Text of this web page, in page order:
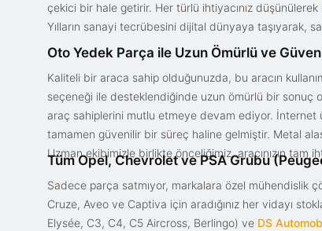
çekici bir hale getirir. Her türlü ihtiyacınız düşünülerek
Yılların sanayi tecrübesini dijital dünyaya taşıyarak,
Oto Yedek Parça ile Uzun Ömürlü ve
Kaliteli bir araca sahip olduğunuzda, bu aracın
seçeneği ile desteklendiğinde uzun ömürlü bir sonuç
araç sahiplerini mutlu etmeye devam ediyor. İnternet
tamamen güvenilir bir süreç haline gelmiştir. Metal
Uzman ekibimizle birlikte önceliğimiz, aracınızın tam
Tüm Opel, Chevrolet ve PSA Grubu
Sadece parça satmıyor, markalara özel mühendislik
Cruze, Aveo ve Captiva için aradığınız her vidayı
Elysée, C3, C4, C5 Aircross, Berlingo) ve DS